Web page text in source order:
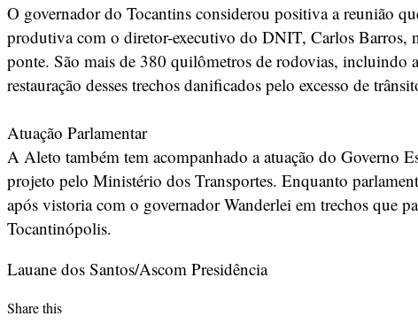
O governador do Tocantins considerou positiva a reunião
produtiva com o diretor-executivo do DNIT, Carlos Barros,
ponte. São mais de 380 quilômetros de rodovias, incluindo
restauração desses trechos danificados pelo excesso de
Atuação Parlamentar
A Aleto também tem acompanhado a atuação do Governo
projeto pelo Ministério dos Transportes. Enquanto
após vistoria com o governador Wanderlei em trechos
Tocantinópolis.
Lauane dos Santos/Ascom Presidência
Share this